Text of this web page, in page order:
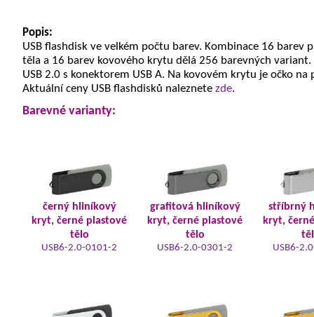
Popis:
USB flashdisk ve velkém počtu barev. Kombinace 16 barev
těla a 16 barev kovového krytu dělá 256 barevných variant.
USB 2.0 s konektorem USB A. Na kovovém krytu je očko na
Aktuální ceny USB flashdisků naleznete zde.
Barevné varianty:
černý hliníkový
kryt, černé plastové
tělo
USB6-2.0-0101-2
grafitová hliníkový
kryt, černé plastové
tělo
USB6-2.0-0301-2
stříbrný
kryt,
USB6-